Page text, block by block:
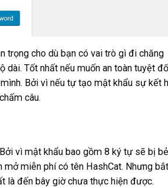
trọng cho dù bạn có vai trò gì đi chăng
dài. Tốt nhất nếu muốn an toàn tuyệt
Bởi vì nếu tự tạo mật khẩu sự kết
câu.
vì mật khẩu bao gồm 8 ký tự sẽ bị bẻ
miễn phí có tên HashCat. Nhưng bắt
là đến bây giờ chưa thực hiện được.